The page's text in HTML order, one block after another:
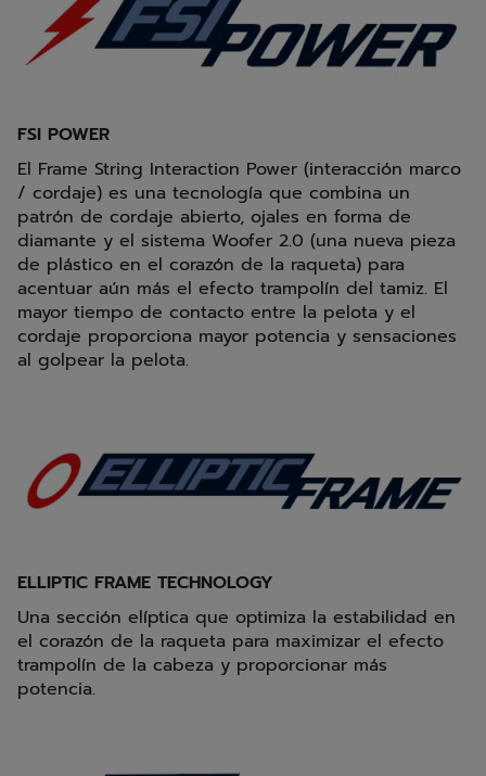
FSI POWER
El Frame String Interaction Power (interacción marco
/ cordaje) es una tecnología que combina un
patrón de cordaje abierto, ojales en forma de
diamante y el sistema Woofer 2.0 (una nueva pieza
de plástico en el corazón de la raqueta) para
acentuar aún más el efecto trampolín del tamiz. El
mayor tiempo de contacto entre la pelota y el
cordaje proporciona mayor potencia y sensaciones
al golpear la pelota.
ELLIPTIC FRAME TECHNOLOGY
Una sección elíptica que optimiza la estabilidad en
el corazón de la raqueta para maximizar el efecto
trampolín de la cabeza y proporcionar más
potencia.